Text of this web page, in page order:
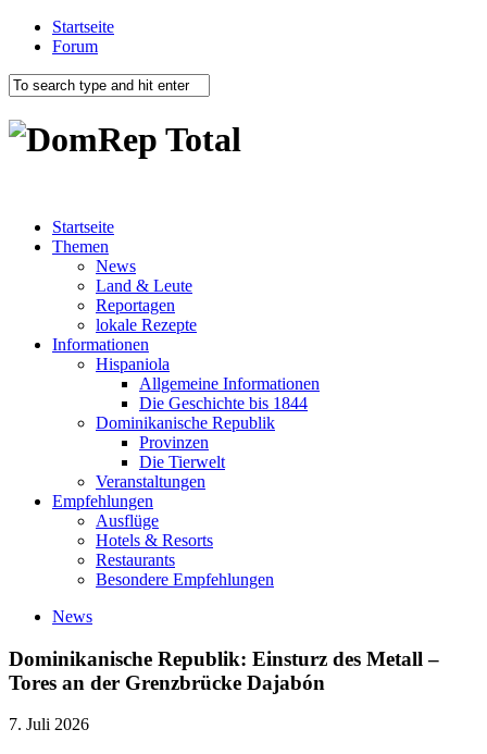
Startseite
Forum
Startseite
Themen
News
Land & Leute
Reportagen
lokale Rezepte
Informationen
Hispaniola
Allgemeine Informationen
Die Geschichte bis 1844
Dominikanische Republik
Provinzen
Die Tierwelt
Veranstaltungen
Empfehlungen
Ausflüge
Hotels & Resorts
Restaurants
Besondere Empfehlungen
News
Dominikanische Republik: Einsturz des Metall –
Tores an der Grenzbrücke Dajabón
7. Juli 2026